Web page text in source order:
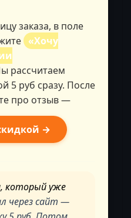
заказа, в поле
«Хочу
рассчитаем
5 руб сразу. После
про отзыв —
→
который уже
через сайт —